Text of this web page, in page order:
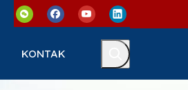
KONTAK